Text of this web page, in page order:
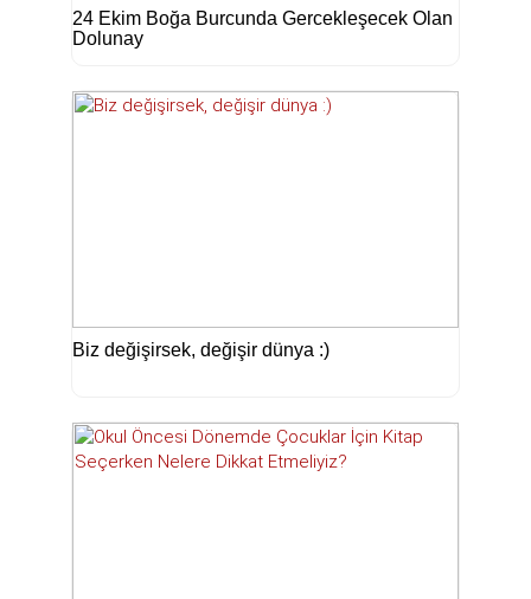
24 Ekim Boğa Burcunda Gercekleşecek Olan
Dolunay
Biz değişirsek, değişir dünya :)